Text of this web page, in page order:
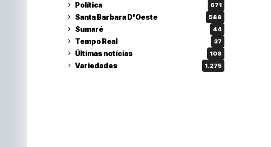
Política 671
Santa Barbara D'Oeste 588
Sumaré 44
Tempo Real 37
Últimas notícias 108
Variedades 1.275